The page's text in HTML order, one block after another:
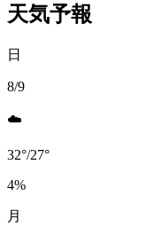
天気予報
日
8/9
☁️
32°/27°
4%
月